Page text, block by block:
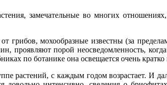
замечательные во многих
грибов, мохообразные известны (за
проявляют порой неосведомленность,
по ботанике она освещается очень
растений, с каждым годом возрастает. И